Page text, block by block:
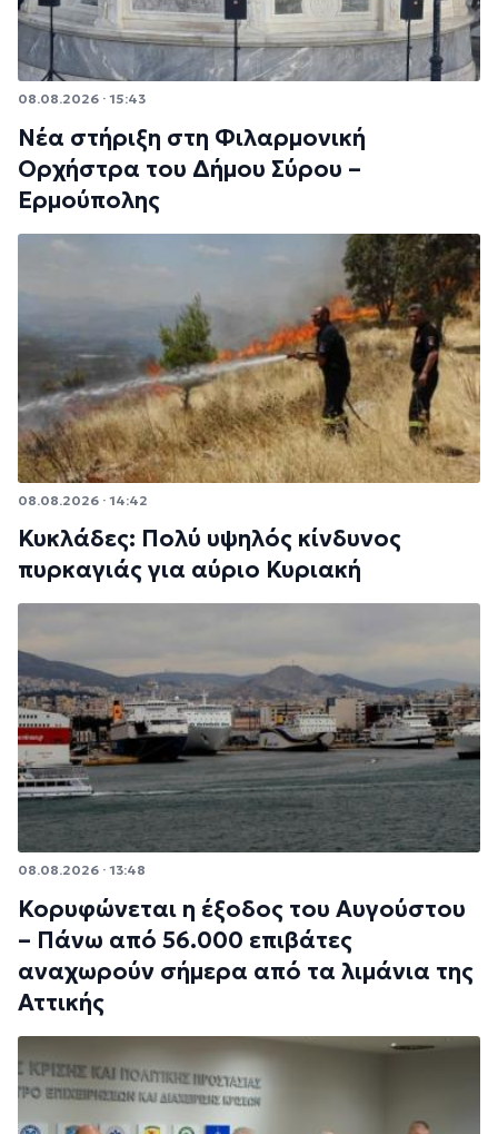
08.08.2026 · 15:43
Νέα στήριξη στη Φιλαρμονική
Ορχήστρα του Δήμου Σύρου –
Ερμούπολης
08.08.2026 · 14:42
Κυκλάδες: Πολύ υψηλός κίνδυνος
πυρκαγιάς για αύριο Κυριακή
08.08.2026 · 13:48
Κορυφώνεται η έξοδος του Αυγούστου
– Πάνω από 56.000 επιβάτες
αναχωρούν σήμερα από τα λιμάνια της
Αττικής